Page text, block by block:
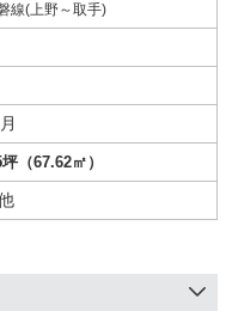
線(上野～取手)
（67.62㎡）